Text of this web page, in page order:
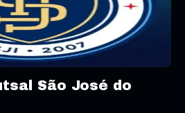
São José do